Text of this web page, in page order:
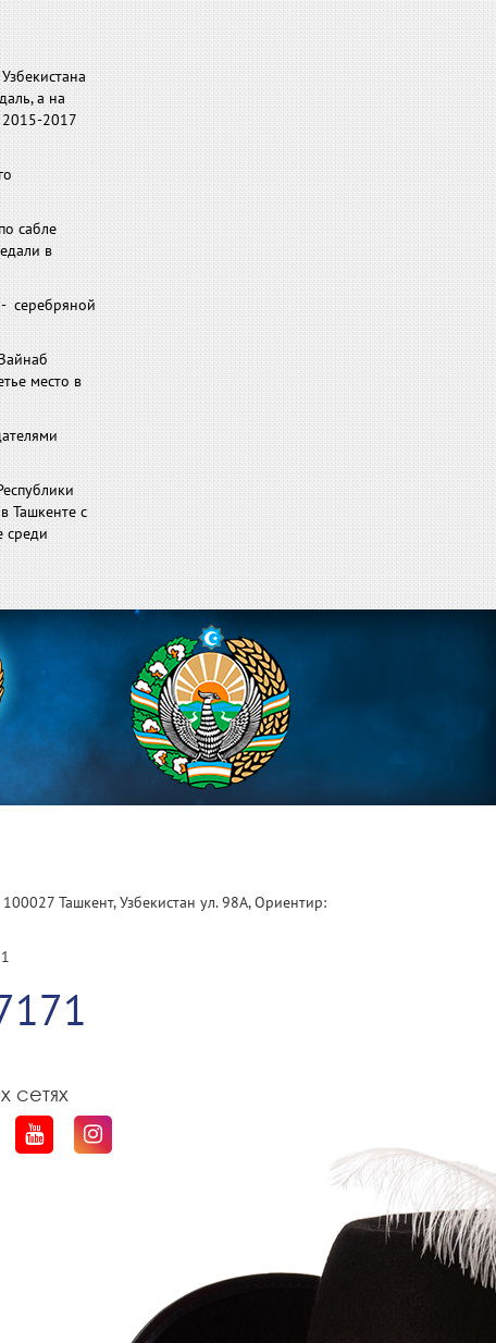
а на
2015-2017
сабле
в
- серебряной
место в
Ташкенте с
среди
100027 Ташкент, Узбекистан ул. 98А, Ориентир:
сетях